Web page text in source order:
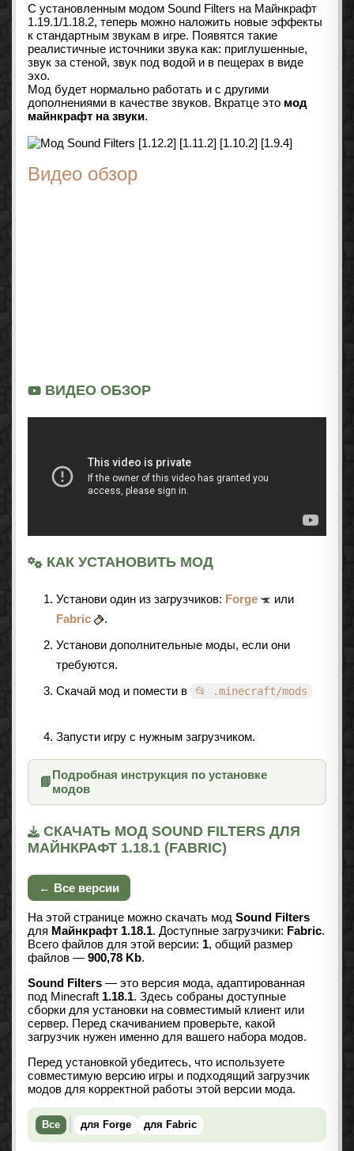
С установленным модом Sound Filters на Майнкрафт
1.19.1/1.18.2, теперь можно наложить новые эффекты
к стандартным звукам в игре. Появятся такие
реалистичные источники звука как: приглушенные,
звук за стеной, звук под водой и в пещерах в виде
эхо.
Мод будет нормально работать и с другими
дополнениями в качестве звуков. Вкратце это мод
майнкрафт на звуки.
Видео обзор
ВИДЕО ОБЗОР
КАК УСТАНОВИТЬ МОД
Установи один из загрузчиков: Forge
или
Fabric
.
Установи дополнительные моды, если они
требуются.
Скачай мод и помести в
📂 .minecraft/mods
Запусти игру с нужным загрузчиком.
📘
Подробная инструкция по установке
модов
СКАЧАТЬ МОД SOUND FILTERS ДЛЯ
МАЙНКРАФТ 1.18.1 (FABRIC)
← Все версии
На этой странице можно скачать мод Sound Filters
для Майнкрафт 1.18.1. Доступные загрузчики: Fabric.
Всего файлов для этой версии: 1, общий размер
файлов — 900,78 Kb.
Sound Filters — это версия мода, адаптированная
под Minecraft 1.18.1. Здесь собраны доступные
сборки для установки на совместимый клиент или
сервер. Перед скачиванием проверьте, какой
загрузчик нужен именно для вашего набора модов.
Перед установкой убедитесь, что используете
совместимую версию игры и подходящий загрузчик
модов для корректной работы этой версии мода.
Все для Forge для Fabric